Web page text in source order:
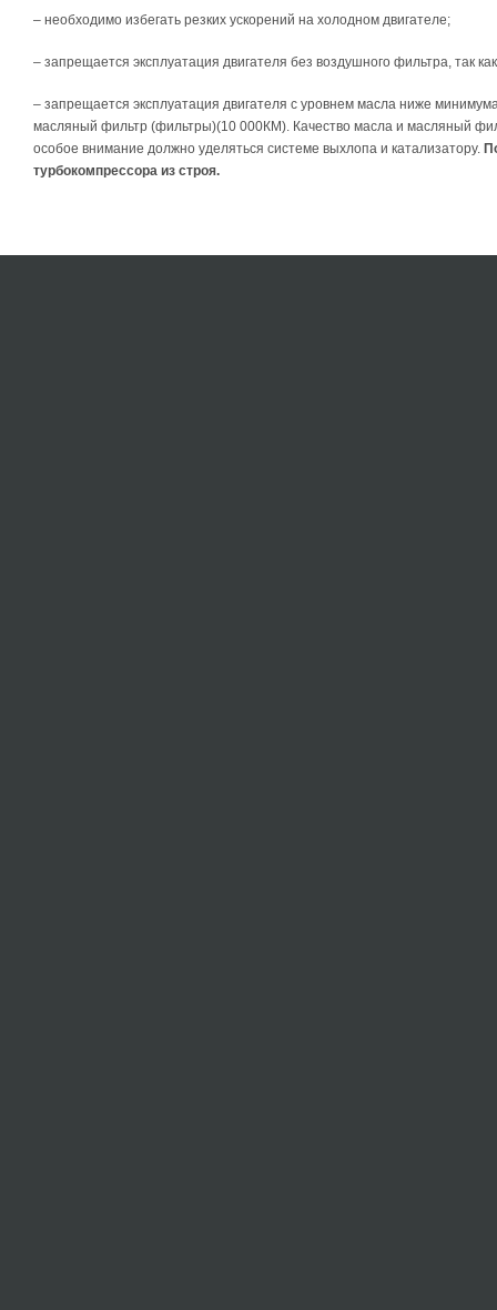
– необходимо избегать резких ускорений на холодном двигателе;
– запрещается эксплуатация двигателя без воздушного фильтра, так
– запрещается эксплуатация двигателя с уровнем масла ниже
масляный фильтр (фильтры)(10 000КМ). Качество масла и масляный
особое внимание должно уделяться системе выхлопа и катализатору.
турбокомпрессора из строя.